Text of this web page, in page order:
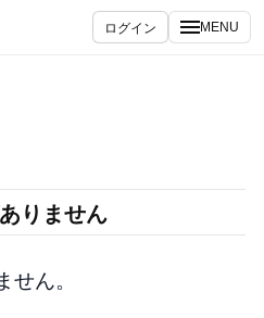
ログイン MENU
りません
ん。